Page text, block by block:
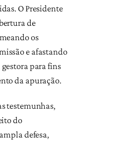
O Presidente
de
os
e afastando
para fins
da apuração.
testemunhas,
do
defesa,